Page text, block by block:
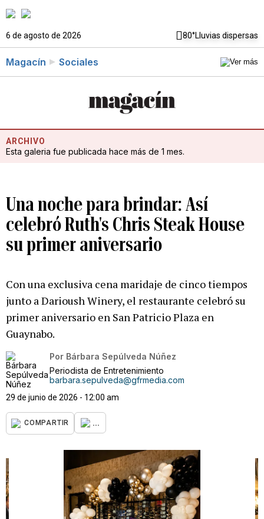
6 de agosto de 2026 80°Lluvias dispersas
Magacín Sociales
ARCHIVO
Esta galeria fue publicada hace más de 1 mes.
Una noche para brindar: Así
celebró Ruth's Chris Steak House
su primer aniversario
Con una exclusiva cena maridaje de cinco tiempos
junto a Darioush Winery, el restaurante celebró su
primer aniversario en San Patricio Plaza en
Guaynabo.
Por Bárbara Sepúlveda Núñez
Periodista de Entretenimiento
barbara.sepulveda@gfrmedia.com
29 de junio de 2026 - 12:00 am
COMPARTIR ...